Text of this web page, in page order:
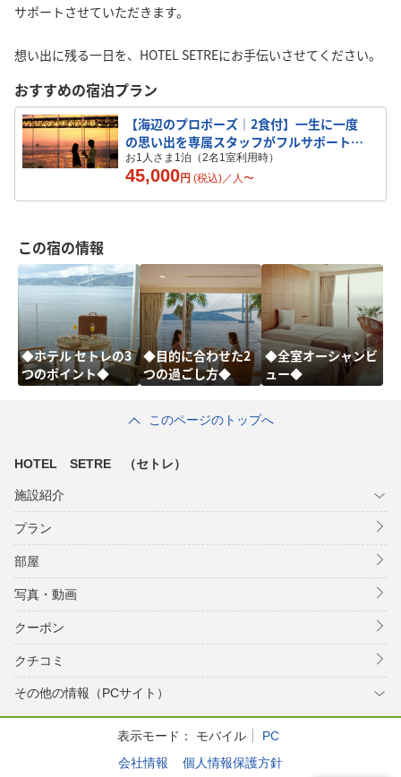
サポートさせていただきます。
想い出に残る一日を、HOTEL SETREにお手伝いさせてください。
おすすめの宿泊プラン
【海辺のプロポーズ｜2食付】一生に一度
の思い出を専属スタッフがフルサポート／
夜景確約＆花束付
お1人さま1泊（2名1室利用時）
45,000円 (税込)／ 人 〜
この宿の情報
◆ホテル セトレの3
つのポイント◆
◆目的に合わせた2
つの過ごし方◆
◆全室オーシャンビ
ュー◆
このページのトップへ
HOTEL SETRE （セトレ）
施設紹介
プラン
部屋
写真・動画
クーポン
クチコミ
その他の情報（PCサイト）
表示モード： モバイル
PC
会社情報
個人情報保護方針